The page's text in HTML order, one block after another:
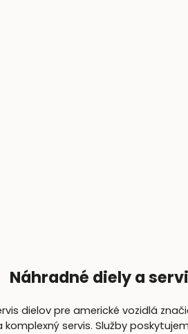
Náhradné diely a
dielov pre americké vozidlá
servis. Služby